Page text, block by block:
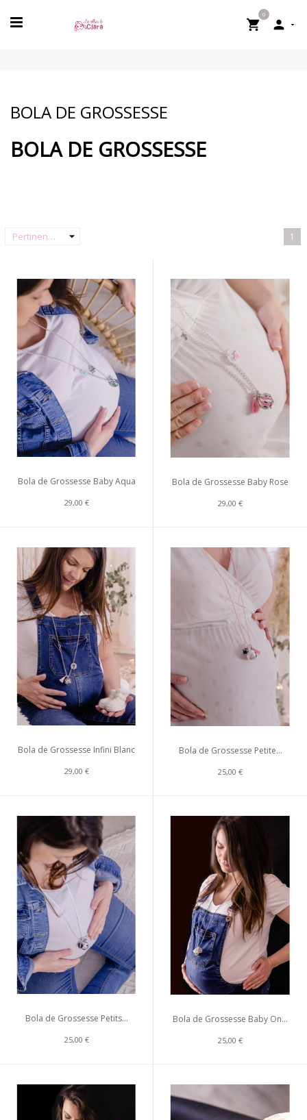

0

BOLA DE GROSSESSE
BOLA DE GROSSESSE
Pertinence arrow_drop_down 1
Bola de Grossesse Baby Aqua
29,00 €
Bola de Grossesse Baby Rose
29,00 €
Bola de Grossesse Infini Blanc
29,00 €
Bola de Grossesse Petite...
25,00 €
Bola de Grossesse Petits...
25,00 €
Bola de Grossesse Baby On...
25,00 €